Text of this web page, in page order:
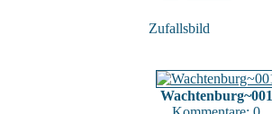
Zufallsbild
Wachtenburg~001